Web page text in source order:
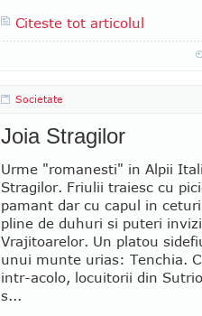
Citeste tot articolul
Societate
Joia Stragilor
Urme "romanesti" in Alpii
Stragilor. Friulii traiesc cu
pamant dar cu capul in
pline de duhuri si puteri
Vrajitoarelor. Un platou
unui munte urias: Tenchia.
intr-acolo, locuitorii din
s...